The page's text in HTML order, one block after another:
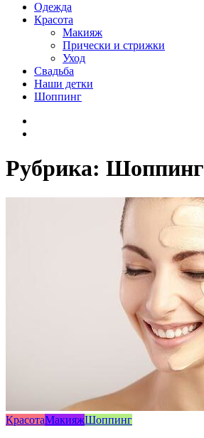
Одежда
Красота
Макияж
Прически и стрижки
Уход
Свадьба
Наши детки
Шоппинг
Рубрика: Шоппинг
КрасотаМакияжШоппинг